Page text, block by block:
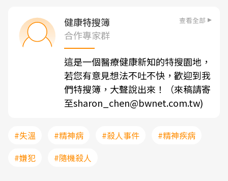
健康特搜簿 查看全部
合作專家群
這是一個醫療健康新知的特搜園地，
若您有意見想法不吐不快，歡迎到我
們特搜簿，大聲說出來！（來稿請寄
至sharon_chen@bwnet.com.tw)
#失溫 #精神病 #殺人事件
#精神疾病
#嫌犯
#隨機殺人